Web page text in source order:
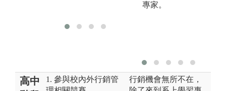
專家。
高中
1. 參與校內外行銷管
行銷機會無所不在，